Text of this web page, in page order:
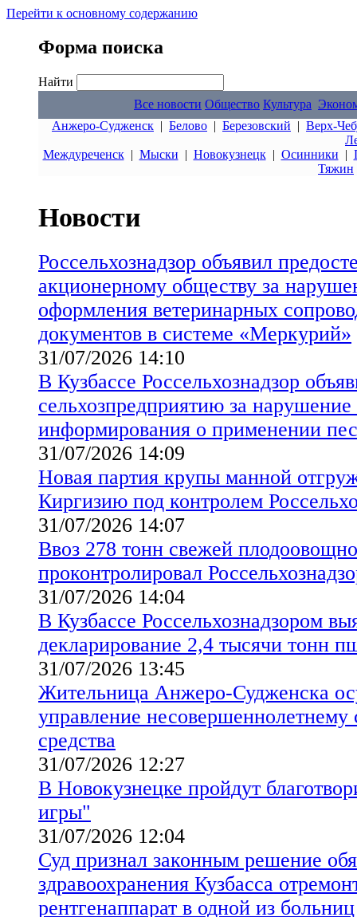
Перейти к основному содержанию
Форма поиска
Найти
Все новости Общество Культура
Анжеро-Судженск | Белово | Березовский | Верх-
Междуреченск| Мыски | Новокузнецк| Осинники |
Тяжин
Новости
Россельхознадзор объявил
акционерному обществу за
оформления ветеринарных
документов в системе «Меркурий»
31/07/2026 14:10
В Кузбассе Россельхознадзор
сельхозпредприятию за нарушение
информирования о применении
31/07/2026 14:09
Новая партия крупы манной
Киргизию под контролем
31/07/2026 14:07
Ввоз 278 тонн свежей
проконтролировал
31/07/2026 14:04
В Кузбассе Россельхознадзором
декларирование 2,4 тысячи тонн
31/07/2026 13:45
Жительница Анжеро-Судженска
управление несовершеннолетнему
средства
31/07/2026 12:27
В Новокузнецке пройдут
игры"
31/07/2026 12:04
Суд признал законным решение
здравоохранения Кузбасса
рентгенаппарат в одной из больниц